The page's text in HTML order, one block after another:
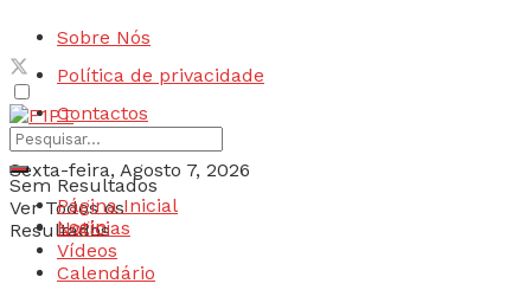
Sobre Nós
Política de privacidade
Contactos
Sexta-feira, Agosto 7, 2026
Login
Sem Resultados
Ver Todos os
Resultados
Página Inicial
Notícias
Vídeos
Calendário